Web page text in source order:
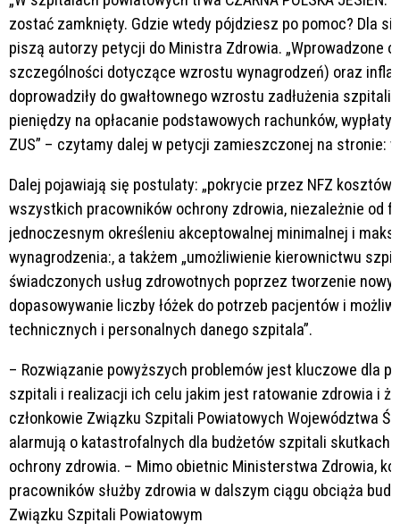
zostać zamknięty. Gdzie wtedy pójdziesz po pomoc? Dla
piszą autorzy petycji do Ministra Zdrowia. „Wprowadzone
szczególności dotyczące wzrostu wynagrodzeń) oraz
doprowadziły do gwałtownego wzrostu zadłużenia szpitali
pieniędzy na opłacanie podstawowych rachunków, wypłaty
ZUS” – czytamy dalej w petycji zamieszczonej na stronie:
Dalej pojawiają się postulaty: „pokrycie przez NFZ
wszystkich pracowników ochrony zdrowia, niezależnie od
jednoczesnym określeniu akceptowalnej minimalnej i
wynagrodzenia:, a takżem „umożliwienie kierownictwu
świadczonych usług zdrowotnych poprzez tworzenie
dopasowywanie liczby łóżek do potrzeb pacjentów i
technicznych i personalnych danego szpitala”.
– Rozwiązanie powyższych problemów jest kluczowe dla
szpitali i realizacji ich celu jakim jest ratowanie zdrowia i
członkowie Związku Szpitali Powiatowych Województwa
alarmują o katastrofalnych dla budżetów szpitali skutkach
ochrony zdrowia. – Mimo obietnic Ministerstwa Zdrowia,
pracowników służby zdrowia w dalszym ciągu obciąża
Związku Szpitali Powiatowym